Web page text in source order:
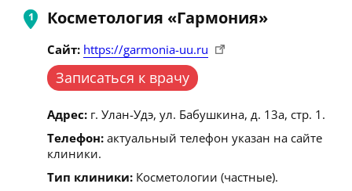
Косметология «Гармония»
Сайт: https://garmonia-uu.ru
Записаться к врачу
Адрес: г. Улан-Удэ, ул. Бабушкина, д. 13а, стр. 1.
Телефон: актуальный телефон указан на сайте
клиники.
Тип клиники: Косметологии (частные).